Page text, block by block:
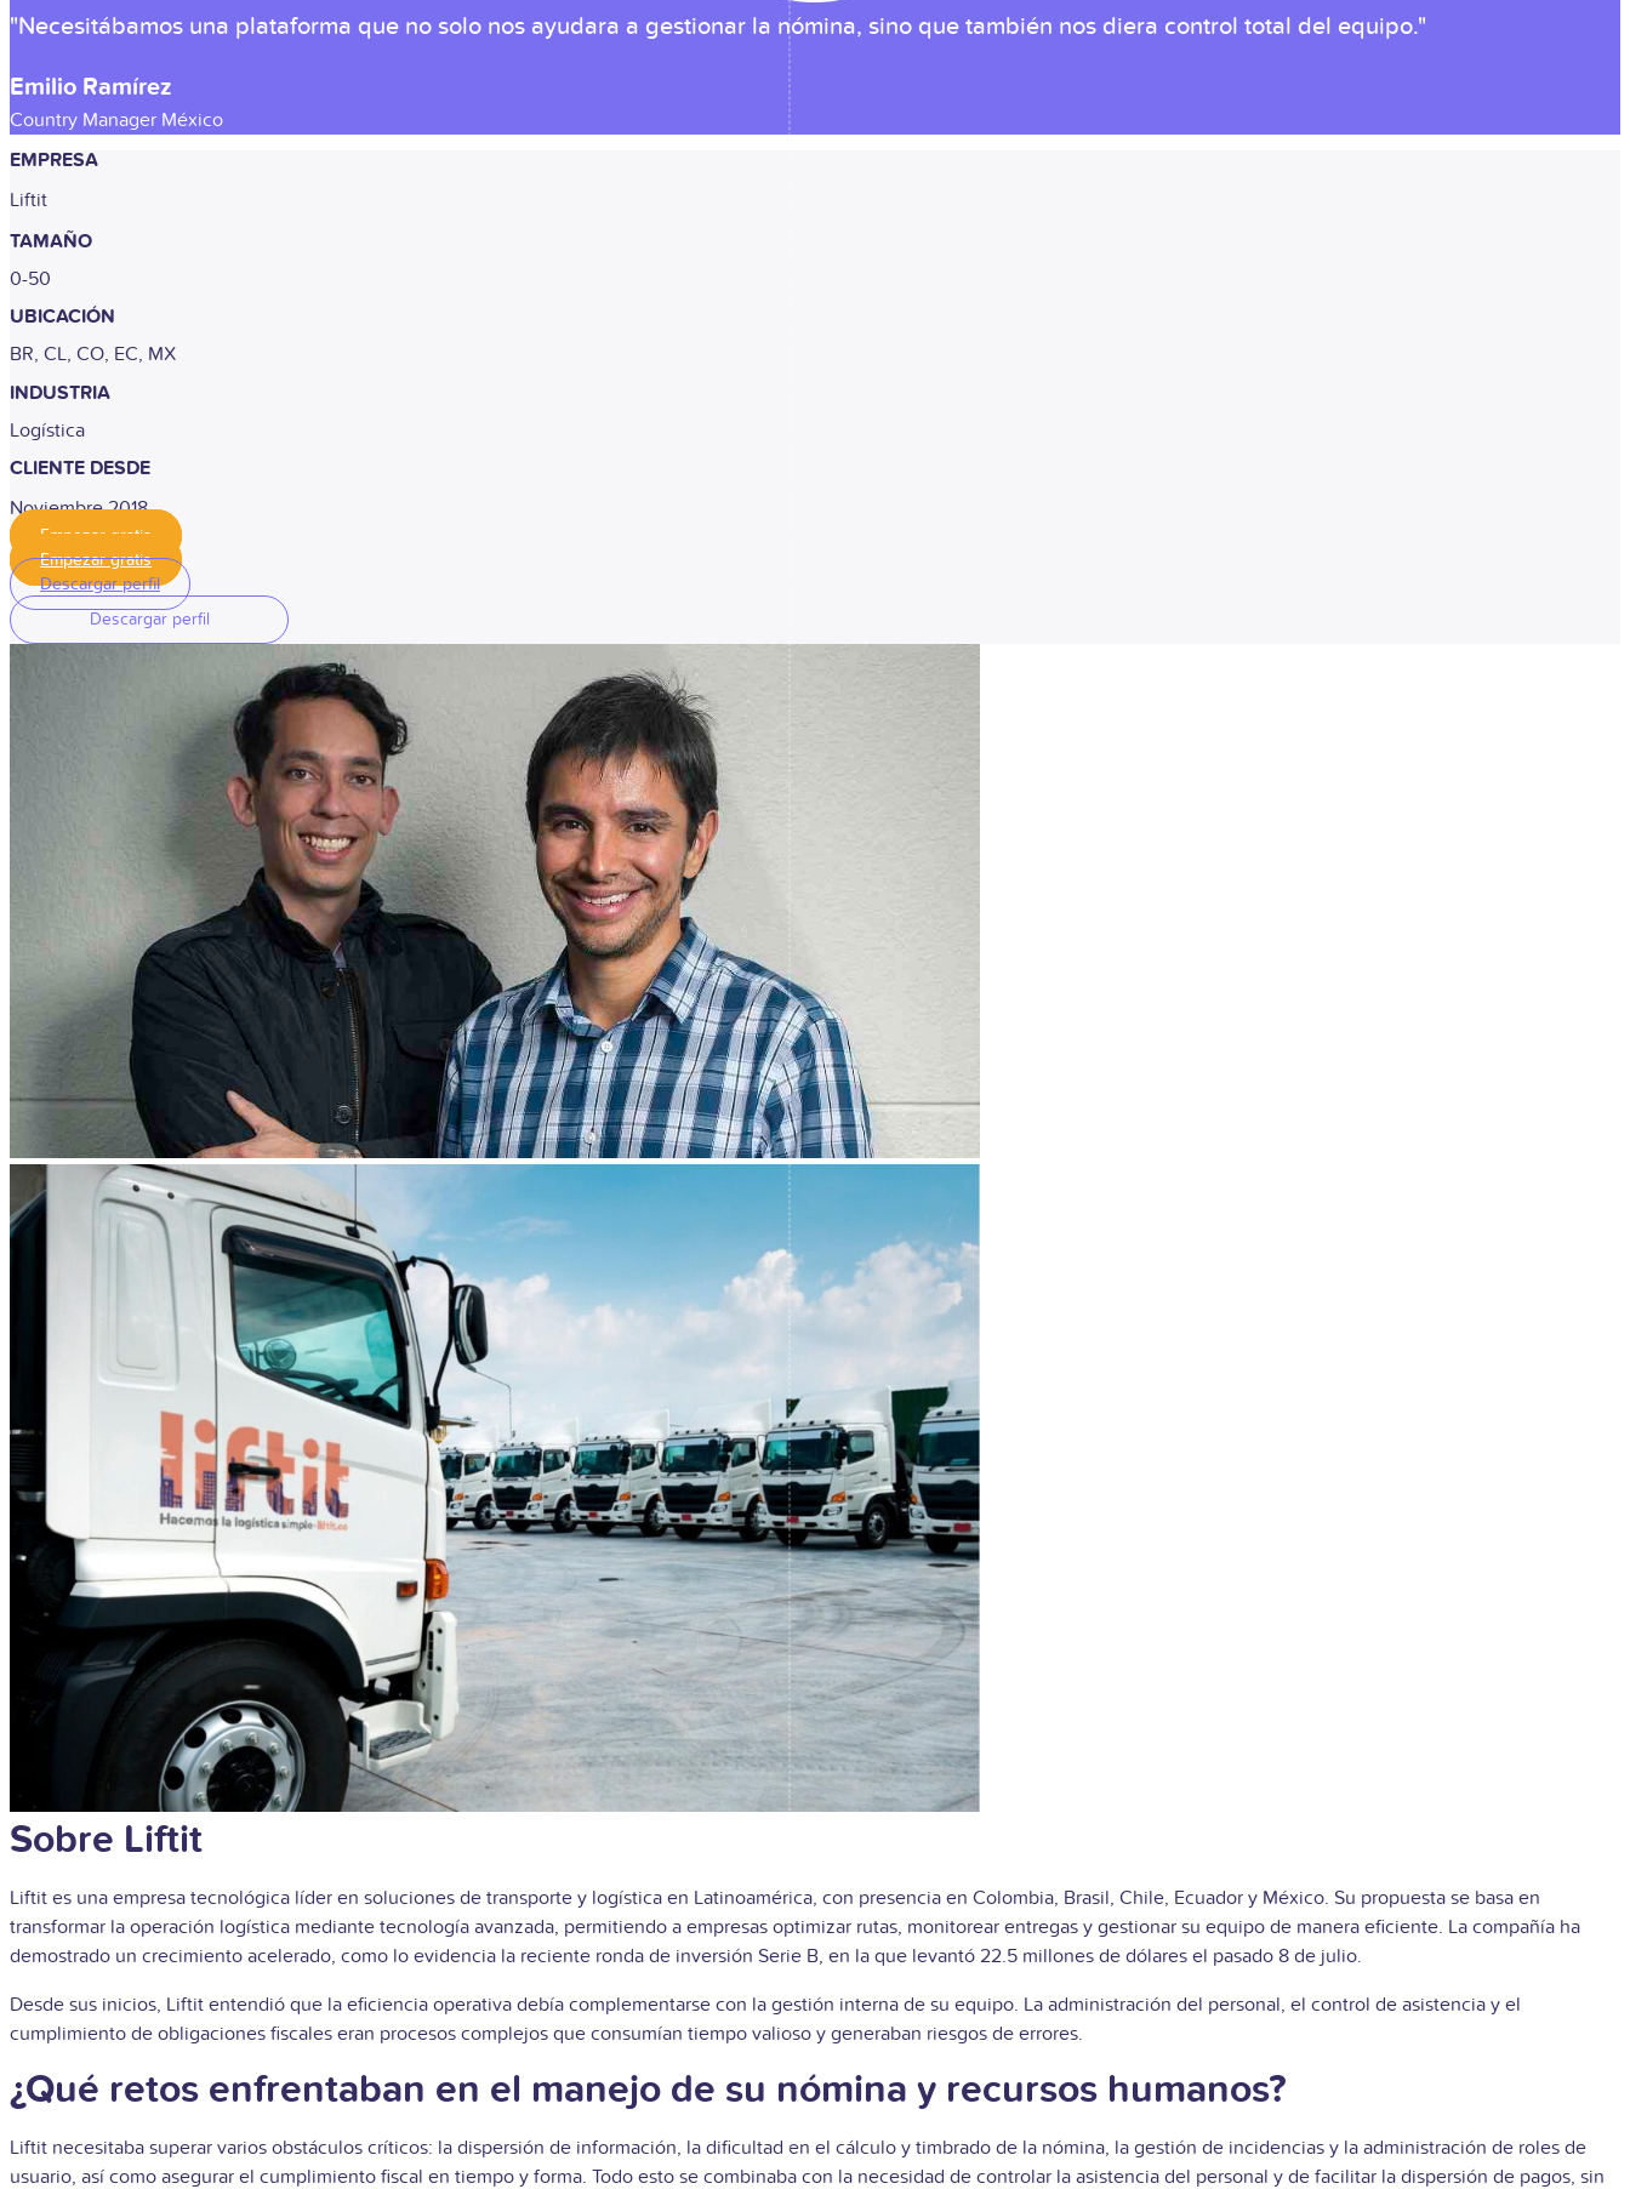
"Necesitábamos una plataforma que no solo nos ayudara a gestionar la nómina, sino que también nos diera control total del equipo."
Emilio Ramírez
Country Manager México
EMPRESA
Liftit
TAMAÑO
0-50
UBICACIÓN
BR, CL, CO, EC, MX
INDUSTRIA
Logística
CLIENTE DESDE
Noviembre 2018
Empezar gratis
Empezar gratis
Descargar perfil
Descargar perfil
Sobre Liftit
Liftit es una empresa tecnológica líder en soluciones de transporte y logística en Latinoamérica, con presencia en Colombia, Brasil, Chile, Ecuador y México. Su propuesta se basa en
transformar la operación logística mediante tecnología avanzada, permitiendo a empresas optimizar rutas, monitorear entregas y gestionar su equipo de manera eficiente. La compañía ha
demostrado un crecimiento acelerado, como lo evidencia la reciente ronda de inversión Serie B, en la que levantó 22.5 millones de dólares el pasado 8 de julio.
Desde sus inicios, Liftit entendió que la eficiencia operativa debía complementarse con la gestión interna de su equipo. La administración del personal, el control de asistencia y el
cumplimiento de obligaciones fiscales eran procesos complejos que consumían tiempo valioso y generaban riesgos de errores.
¿Qué retos enfrentaban en el manejo de su nómina y recursos humanos?
Liftit necesitaba superar varios obstáculos críticos: la dispersión de información, la dificultad en el cálculo y timbrado de la nómina, la gestión de incidencias y la administración de roles de
usuario, así como asegurar el cumplimiento fiscal en tiempo y forma. Todo esto se combinaba con la necesidad de controlar la asistencia del personal y de facilitar la dispersión de pagos, sin